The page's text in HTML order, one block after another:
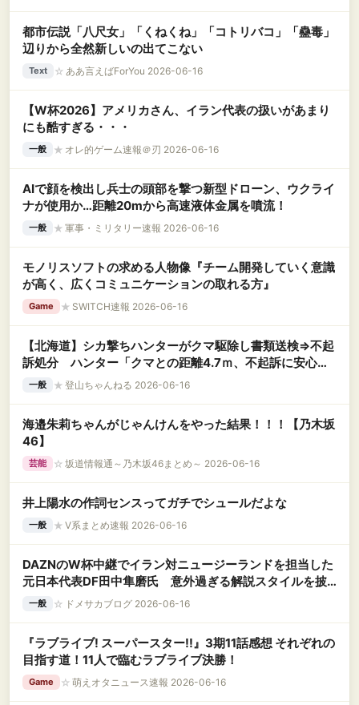
都市伝説「八尺女」「くねくね」「コトリバコ」「蠱毒」
辺りから全然新しいの出てこない
Text ☆ ああ言えばForYou 2026-06-16
【W杯2026】アメリカさん、イラン代表の扱いがあまり
にも酷すぎる・・・
一般 ★ オレ的ゲーム速報＠刃 2026-06-16
AIで顔を検出し兵士の頭部を撃つ新型ドローン、ウクライ
ナが使用か…距離20mから高速液体金属を噴流！
一般 ★ 軍事・ミリタリー速報 2026-06-16
モノリスソフトの求める人物像『チーム開発していく意識
が高く、広くコミュニケーションの取れる方』
Game ★ SWITCH速報 2026-06-16
【北海道】シカ撃ちハンターがクマ駆除し書類送検⇒不起
訴処分 ハンター「クマとの距離4.7ｍ、不起訴に安心」
鉢合わせし発砲
一般 ★ 登山ちゃんねる 2026-06-16
海邉朱莉ちゃんがじゃんけんをやった結果！！！【乃木坂
46】
芸能 ☆ 坂道情報通～乃木坂46まとめ～ 2026-06-16
井上陽水の作詞センスってガチでシュールだよな
一般 ★ V系まとめ速報 2026-06-16
DAZNのW杯中継でイラン対ニュージーランドを担当した
元日本代表DF田中隼磨氏 意外過ぎる解説スタイルを披
露
一般 ☆ ドメサカブログ 2026-06-16
『ラブライブ! スーパースター!!』3期11話感想 それぞれの
目指す道！11人で臨むラブライブ決勝！
Game ☆ 萌えオタニュース速報 2026-06-16